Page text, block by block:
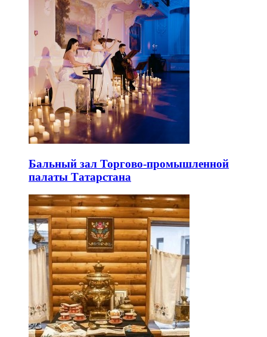
Бальный зал Торгово-промышленной
палаты Татарстана